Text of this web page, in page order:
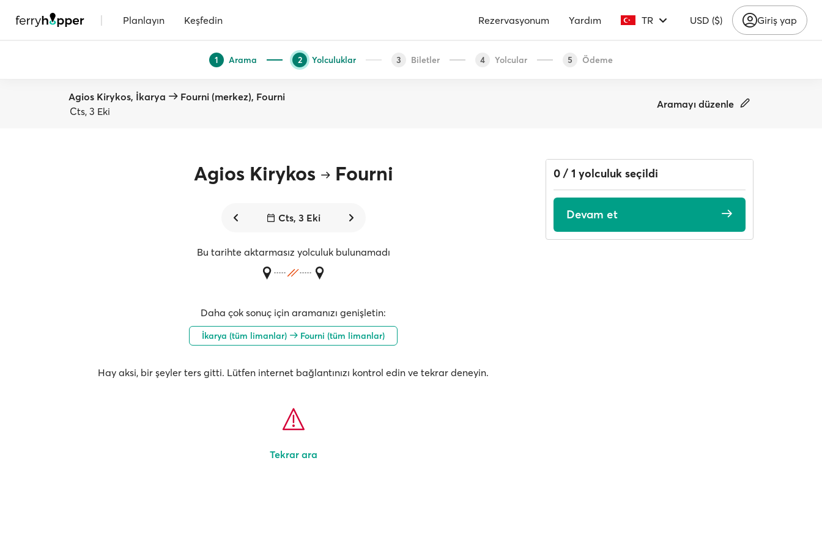
| Planlayın Keşfedin Rezervasyonum Yardım TR USD ($) Giriş yap
1 Arama 2 Yolculuklar 3 Biletler 4 Yolcular 5 Ödeme
Agios Kirykos, İkarya
Fourni (merkez), Fourni
Cts, 3 Eki
Aramayı düzenle
Agios Kirykos Fourni
Cts, 3 Eki
Bu tarihte aktarmasız yolculuk bulunamadı
Daha çok sonuç için aramanızı genişletin:
İkarya (tüm limanlar) Fourni (tüm limanlar)
Hay aksi, bir şeyler ters gitti. Lütfen internet bağlantınızı kontrol edin ve tekrar deneyin.
Tekrar ara
0 / 1 yolculuk seçildi
Devam et